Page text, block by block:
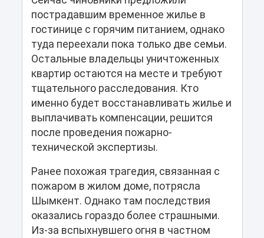
пострадавшим временное жилье в
гостинице с горячим питанием, однако
туда переехали пока только две семьи.
Остальные владельцы уничтоженных
квартир остаются на месте и требуют
тщательного расследования. Кто
именно будет восстанавливать жилье и
выплачивать компенсации, решится
после проведения пожарно-
технической экспертизы.
Ранее похожая трагедия, связанная с
пожаром в жилом доме, потрясла
Шымкент. Однако там последствия
оказались гораздо более страшными.
Из-за вспыхнувшего огня в частном